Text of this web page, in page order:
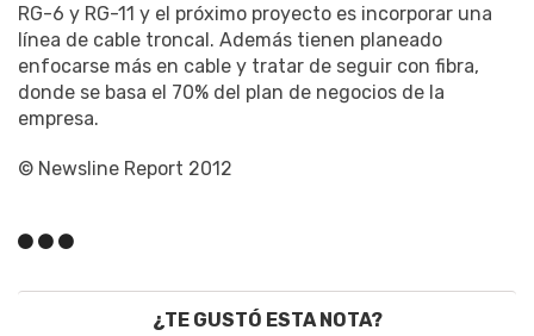
RG-6 y RG-11 y el próximo proyecto es incorporar una
línea de cable troncal. Además tienen planeado
enfocarse más en cable y tratar de seguir con fibra,
donde se basa el 70% del plan de negocios de la
empresa.
© Newsline Report 2012
¿TE GUSTÓ ESTA NOTA?